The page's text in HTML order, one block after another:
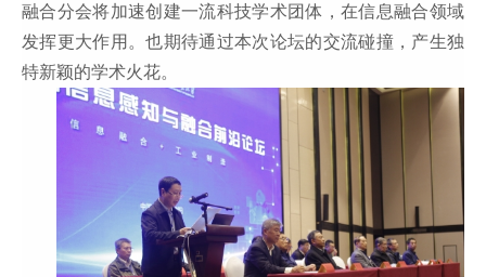
融合分会将加速创建一流科技学术团体，在信息融合领域
发挥更大作用。也期待通过本次论坛的交流碰撞，产生独
特新颖的学术火花。